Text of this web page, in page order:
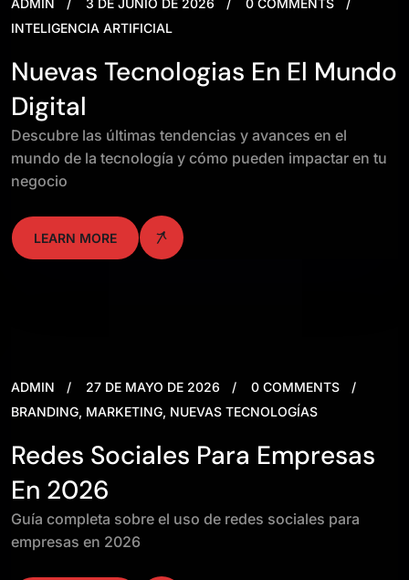
ADMIN 3 DE JUNIO DE 2026
0 COMMENTS
INTELIGENCIA ARTIFICIAL
Nuevas Tecnologias En El Mundo
Digital
Descubre las últimas tendencias y avances en el
mundo de la tecnología y cómo pueden impactar en tu
negocio
LEARN MORE
ADMIN 27 DE MAYO DE 2026
0 COMMENTS
BRANDING, MARKETING, NUEVAS TECNOLOGÍAS
Redes Sociales Para Empresas
En 2026
Guía completa sobre el uso de redes sociales para
empresas en 2026